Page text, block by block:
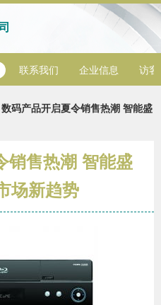
联系我们 企业信息 访客
数码产品开启夏令销售热潮 智能盛
销售热潮 智能盛
场新趋势